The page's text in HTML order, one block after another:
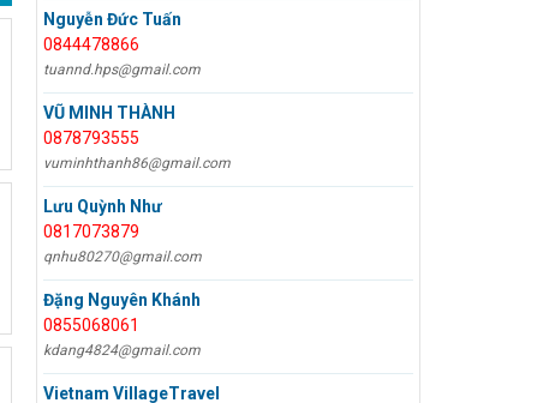
Nguyễn Đức Tuấn
0844478866
tuannd.hps@gmail.com
VŨ MINH THÀNH
0878793555
vuminhthanh86@gmail.com
Lưu Quỳnh Như
0817073879
qnhu80270@gmail.com
Đặng Nguyên Khánh
0855068061
kdang4824@gmail.com
Vietnam VillageTravel